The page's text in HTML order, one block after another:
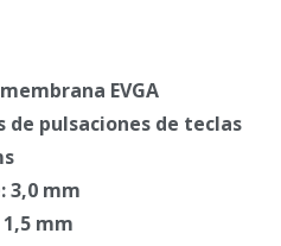
EVGA
de pulsaciones de teclas
3,0 mm
mm